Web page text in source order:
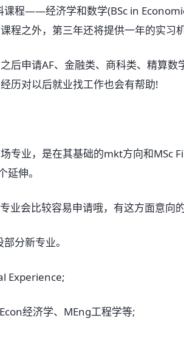
程——经济学和数学(BSc in
程之外，第三年还将提供一年的实习
申请AF、金融类、商科类、精算数
历对以后就业找工作也会有帮助!
业，是在其基础的mkt方向和MSc
伸。
会比较容易申请哦，有这方面意向
分新专业。
Experience;
经济学、MEng工程学等;